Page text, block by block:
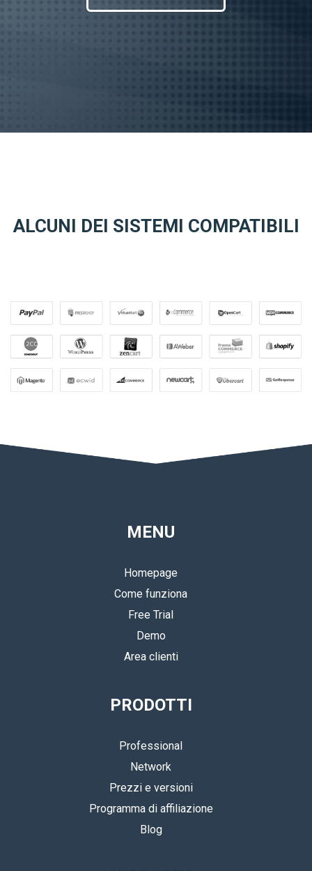
ALCUNI DEI SISTEMI COMPATIBILI
MENU
Homepage
Come funziona
Free Trial
Demo
Area clienti
PRODOTTI
Professional
Network
Prezzi e versioni
Programma di affiliazione
Blog